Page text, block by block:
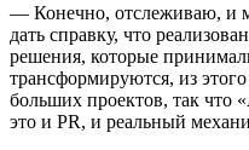
— Конечно, отслеживаю, и
дать справку, что
решения, которые
трансформируются, из
больших проектов, так
это и PR, и реальный